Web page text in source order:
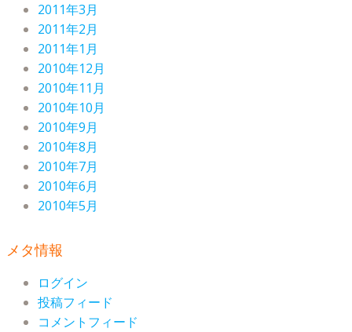
2011年3月
2011年2月
2011年1月
2010年12月
2010年11月
2010年10月
2010年9月
2010年8月
2010年7月
2010年6月
2010年5月
メタ情報
ログイン
投稿フィード
コメントフィード